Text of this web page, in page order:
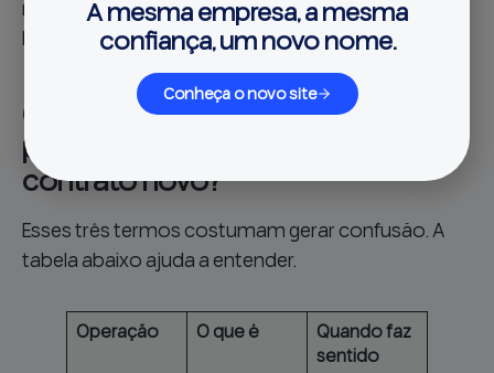
melhorar a operação, e não apenas trocar de
banco.
Qual a diferença entre
portabilidade, refinanciamento e
contrato novo?
Esses três termos costumam gerar confusão. A
tabela abaixo ajuda a entender.
Operação O que é
Quando faz
sentido
A mesma empresa, a mesma
confiança, um novo nome.
Conheça o novo site